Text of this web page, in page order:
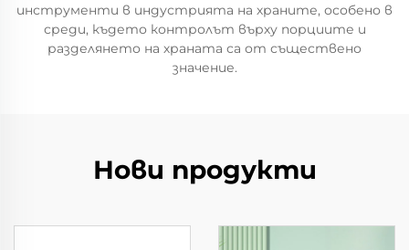
инструменти в индустрията на храните, особено в
среди, където контролът върху порциите и
разделянето на храната са от съществено
значение.
Нови продукти